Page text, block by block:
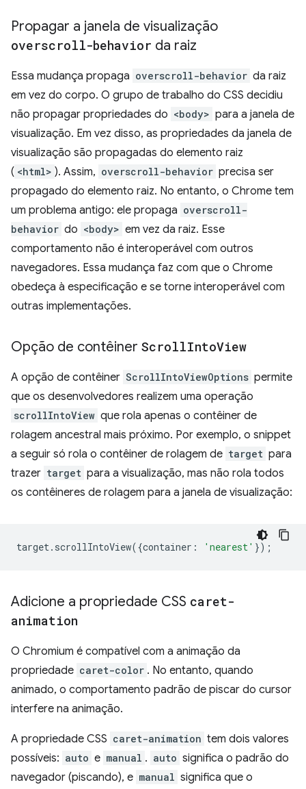
Propagar a janela de visualização
overscroll-behavior da raiz
Essa mudança propaga overscroll-behavior da raiz
em vez do corpo. O grupo de trabalho do CSS decidiu
não propagar propriedades do <body> para a janela de
visualização. Em vez disso, as propriedades da janela de
visualização são propagadas do elemento raiz
( <html> ). Assim, overscroll-behavior precisa ser
propagado do elemento raiz. No entanto, o Chrome tem
um problema antigo: ele propaga overscroll-
behavior do <body> em vez da raiz. Esse
comportamento não é interoperável com outros
navegadores. Essa mudança faz com que o Chrome
obedeça à especificação e se torne interoperável com
outras implementações.
Opção de contêiner ScrollIntoView
A opção de contêiner ScrollIntoViewOptions permite
que os desenvolvedores realizem uma operação
scrollIntoView que rola apenas o contêiner de
rolagem ancestral mais próximo. Por exemplo, o snippet
a seguir só rola o contêiner de rolagem de target para
trazer target para a visualização, mas não rola todos
os contêineres de rolagem para a janela de visualização:
target. scrollIntoView({container : 'nearest' });
Adicione a propriedade CSS caret-
animation
O Chromium é compatível com a animação da
propriedade caret-color . No entanto, quando
animado, o comportamento padrão de piscar do cursor
interfere na animação.
A propriedade CSS caret-animation tem dois valores
possíveis: auto e manual . auto significa o padrão do
navegador (piscando), e manual significa que o